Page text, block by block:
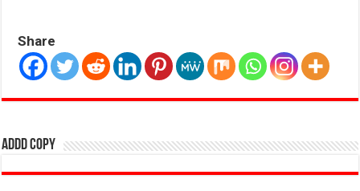
Share
addd copy